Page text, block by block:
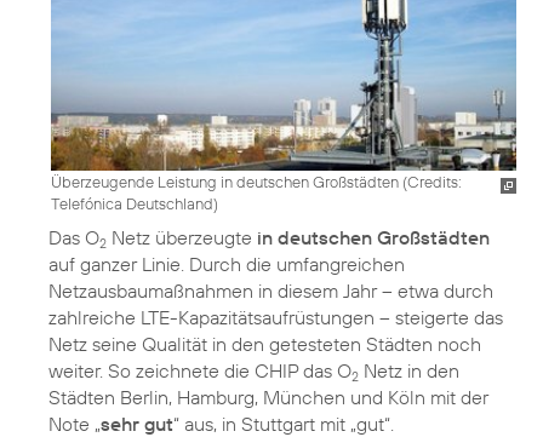
Überzeugende Leistung in deutschen Großstädten (Credits:
Telefónica Deutschland)
Das O2 Netz überzeugte in deutschen Großstädten
auf ganzer Linie. Durch die umfangreichen
Netzausbaumaßnahmen in diesem Jahr – etwa durch
zahlreiche LTE-Kapazitätsaufrüstungen – steigerte das
Netz seine Qualität in den getesteten Städten noch
weiter. So zeichnete die CHIP das O2 Netz in den
Städten Berlin, Hamburg, München und Köln mit der
Note „sehr gut“ aus, in Stuttgart mit „gut“.